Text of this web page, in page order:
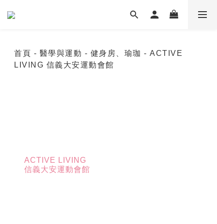
首頁 - 醫學與運動 - 健身房、瑜珈 - ACTIVE
LIVING 信義大安運動會館
ACTIVE LIVING
信義大安運動會館